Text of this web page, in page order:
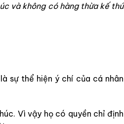
và không có hàng thừa kế thứ
sự thể hiện ý chí của cá nhân
Vì vậy họ có quyền chỉ định